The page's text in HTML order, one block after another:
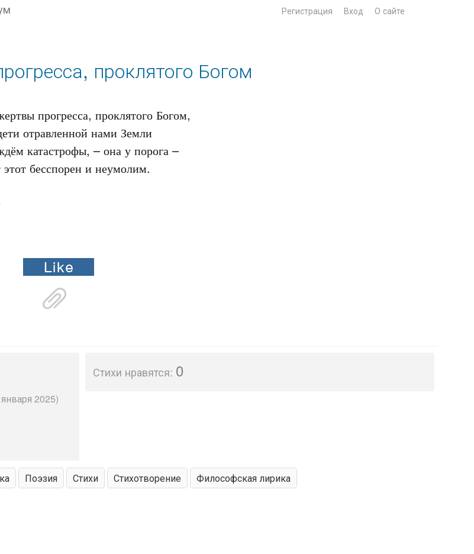
Регистрация Вход О сайте
проклятого Богом
прогресса, проклятого Богом,
отравленной нами Земли
катастрофы, – она у порога –
бесспорен и неумолим.
2025)
Стихи нравятся: 0
Поэзия Стихи Стихотворение Философская лирика